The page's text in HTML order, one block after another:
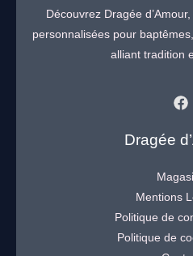
Découvrez Dragée
personnalisées pour
alliant tradition
Dragée
Mentions
Politique de
Politique de